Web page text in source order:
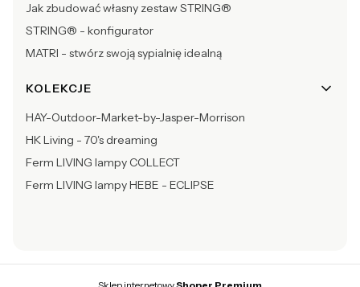
Jak zbudować własny zestaw STRING®
STRING® - konfigurator
MATRI - stwórz swoją sypialnię idealną
KOLEKCJE
HAY-Outdoor-Market-by-Jasper-Morrison
HK Living - 70's dreaming
Ferm LIVING lampy COLLECT
Ferm LIVING lampy HEBE - ECLIPSE